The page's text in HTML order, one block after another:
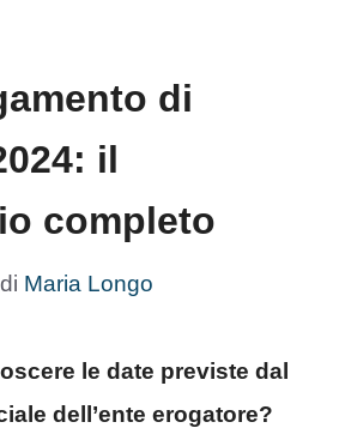
di
il
completo
di Maria Longo
le date previste dal
dell’ente erogatore?